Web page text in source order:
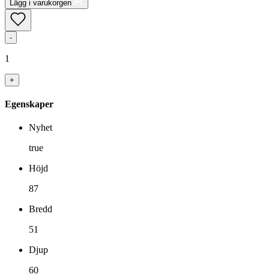
Lägg i varukorgen
-
1
+
Egenskaper
Nyhet
true
Höjd
87
Bredd
51
Djup
60